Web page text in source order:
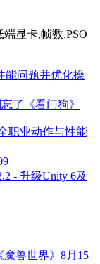
显卡,帧数,PSO
能问题并优化操
了《看门狗》
职业动作与性能
- 升级Unity 6及
兽世界》8月15